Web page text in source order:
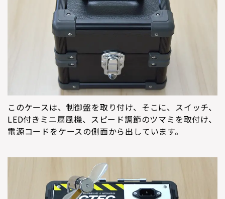
このケースは、制御盤を取り付け、そこに、スイッチ、
LED付きミニ扇風機、スピード調節のツマミを取付け、
電源コードをケースの側面から出しています。